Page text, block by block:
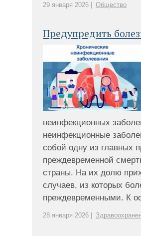
29 января 2026 | Общество
Предупредить
неинфекционных
неинфекционные
собой одну из главных
преждевременной
страны. На их долю
случаев, из которых
преждевременными. К
28 января 2026 |